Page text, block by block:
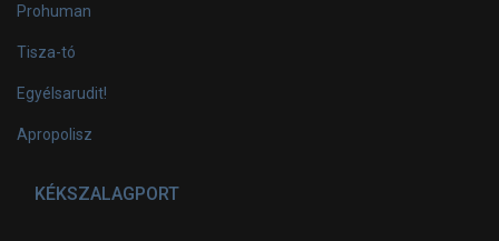
Prohuman
Tisza-tó
Egyélsarudit!
Apropolisz
KÉKSZALAGPORT